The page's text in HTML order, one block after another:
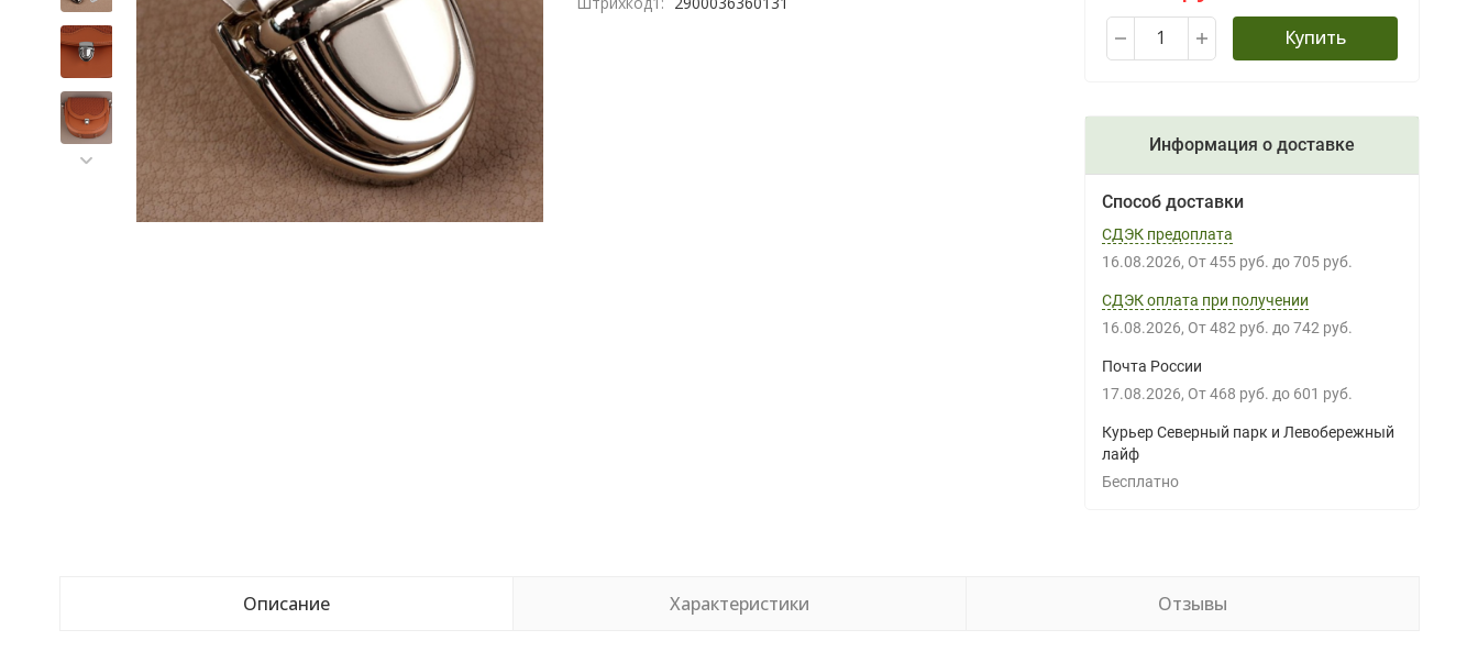
Купить
Информация о доставке
Способ доставки
СДЭК предоплата
16.08.2026 От 455 руб. до 705 руб.
СДЭК оплата при получении
16.08.2026 От 482 руб. до 742 руб.
Почта России
17.08.2026 От 468 руб. до 601 руб.
Курьер Северный парк и Левобережный
лайф
Бесплатно
Описание Характеристики Отзывы